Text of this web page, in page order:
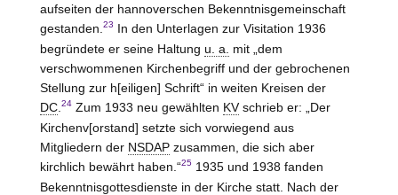
aufseiten der hannoverschen Bekenntnisgemeinschaft
gestanden. 23 In den Unterlagen zur Visitation 1936
begründete er seine Haltung u. a.
mit „dem
verschwommenen Kirchenbegriff und der gebrochenen
Stellung zur h[eiligen] Schrift“ in weiten Kreisen der
DC. 24Zum 1933 neu gewählten KVschrieb er: „Der
Kirchenv[orstand] setzte sich vorwiegend aus
Mitgliedern der NSDAPzusammen, die sich aber
kirchlich bewährt haben.“251935 und 1938 fanden
Bekenntnisgottesdienste in der Kirche statt. Nach der